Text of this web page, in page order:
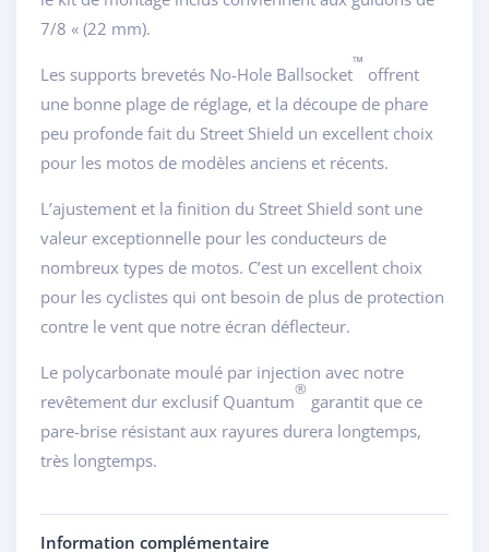
7/8 « (22 mm).
Les supports brevetés No-Hole Ballsocket
™
offrent
une bonne plage de réglage, et la découpe de phare
peu profonde fait du Street Shield un excellent choix
pour les motos de modèles anciens et récents.
L’ajustement et la finition du Street Shield sont une
valeur exceptionnelle pour les conducteurs de
nombreux types de motos. C’est un excellent choix
pour les cyclistes qui ont besoin de plus de protection
contre le vent que notre écran déflecteur.
Le polycarbonate moulé par injection avec notre
revêtement dur exclusif Quantum
®
garantit que ce
pare-brise résistant aux rayures durera longtemps,
très longtemps.
Information complémentaire